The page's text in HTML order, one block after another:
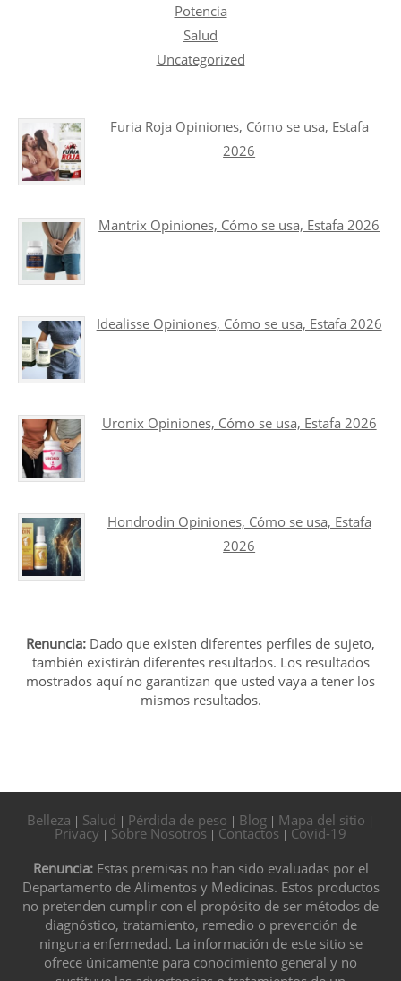
Potencia
Salud
Uncategorized
Furia Roja Opiniones, Cómo se usa, Estafa
2026
Mantrix Opiniones, Cómo se usa, Estafa 2026
Idealisse Opiniones, Cómo se usa, Estafa 2026
Uronix Opiniones, Cómo se usa, Estafa 2026
Hondrodin Opiniones, Cómo se usa, Estafa
2026
Renuncia: Dado que existen diferentes perfiles de sujeto,
también existirán diferentes resultados. Los resultados
mostrados aquí no garantizan que usted vaya a tener los
mismos resultados.
Belleza | Salud | Pérdida de peso | Blog | Mapa del sitio |
Privacy | Sobre Nosotros | Contactos | Covid-19
Renuncia:Estas premisas no han sido evaluadas por el
Departamento de Alimentos y Medicinas. Estos productos
no pretenden cumplir con el propósito de ser métodos de
diagnóstico, tratamiento, remedio o prevención de
ninguna enfermedad. La información de este sitio se
ofrece únicamente para conocimiento general y no